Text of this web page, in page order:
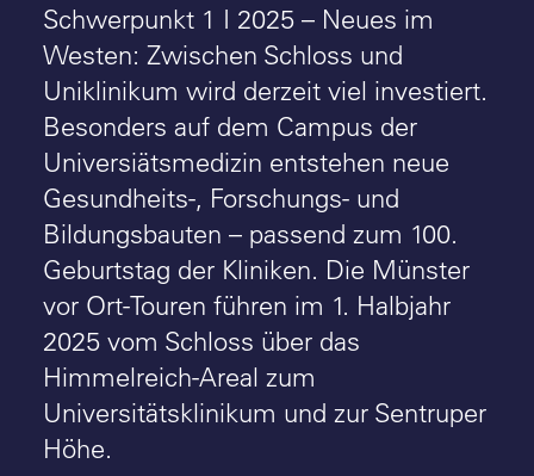
Schwerpunkt 1 I 2025 – Neues im
Westen: Zwischen Schloss und
Uniklinikum wird derzeit viel investiert.
Besonders auf dem Campus der
Universiätsmedizin entstehen neue
Gesundheits-, Forschungs- und
Bildungsbauten – passend zum 100.
Geburtstag der Kliniken. Die Münster
vor Ort-Touren führen im 1. Halbjahr
2025 vom Schloss über das
Himmelreich-Areal zum
Universitätsklinikum und zur Sentruper
Höhe.